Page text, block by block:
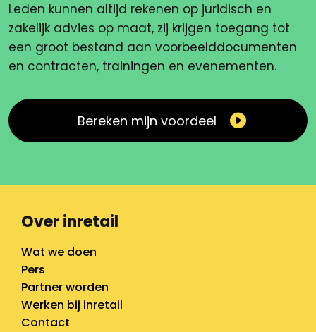
Leden kunnen altijd rekenen op juridisch en
zakelijk advies op maat, zij krijgen toegang tot
een groot bestand aan voorbeelddocumenten
en contracten, trainingen en evenementen.
Bereken mijn voordeel
Over inretail
Wat we doen
Pers
Partner worden
Werken bij inretail
Contact